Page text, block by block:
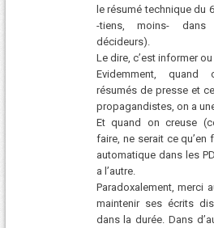
le résumé technique du
-tiens, moins-
décideurs).
Le dire, c’est informer
Evidemment,
résumés de presse et
propagandistes, on a
Et quand on creuse
faire, ne serait ce qu’en
automatique dans les
a l’autre.
Paradoxalement, merci
maintenir ses écrits
dans la durée. Dans